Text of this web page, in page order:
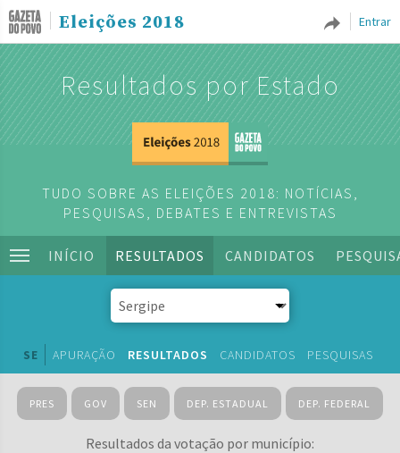
Entrar
Eleições 2018
Resultados por Estado
TUDO SOBRE AS ELEIÇÕES 2018: NOTÍCIAS,
PESQUISAS, DEBATES E ENTREVISTAS
INÍCIO RESULTADOS CANDIDATOS
SE APURAÇÃO RESULTADOS CANDIDATOS PESQUISAS
PRES GOV SEN DEP. ESTADUAL DEP. FEDERAL
Resultados da votação por município: